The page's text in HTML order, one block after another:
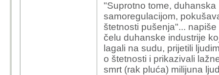
"Suprotno tome,
samoregulacijom,
štetnosti pušenja"...
čelu duhanske industrije
lagali na sudu, prijetili
o štetnosti i prikazivali
smrt (rak pluća) milijuna